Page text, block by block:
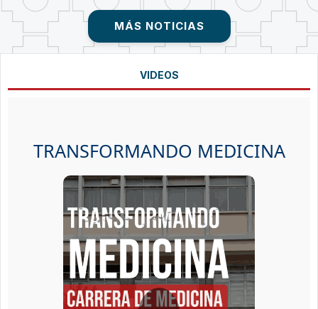
MÁS NOTICIAS
VIDEOS
TRANSFORMANDO MEDICINA